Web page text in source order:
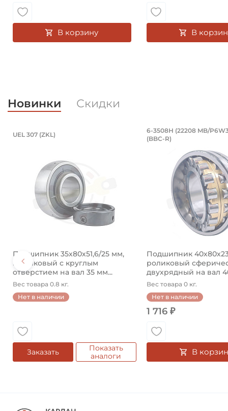
В корзину В
Новинки Скидки
Подшипник 35х80х51,6/25 мм,
Подшипник 35х80х51,6/25 мм, шариковый с
UEL 307 (ZKL)
Подшипник 35х80х51,6/25 мм,
шариковый с круглым
отверстием на вал 35 мм...
Вес товара 0.8 кг.
Нет в наличии
Заказать
Показать
аналоги
Подшипник
Подшипник 6-
6-3508Н (22208 MB/
(BBC-R)
Подшипник
роликовый
двухрядный на вал
Вес товара 0 кг.
Нет в наличии
1 716 ₽
В